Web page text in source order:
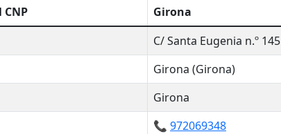
Girona
C/ Santa Eugenia n.º 145
Girona (Girona)
Girona
📞 972069348